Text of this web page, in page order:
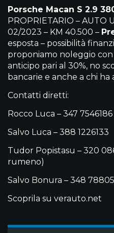
Porsche Macan S 2.9
PROPRIETARIO – AUTO
02/2023 – KM 40.500 –
esposta – possibilità
proponiamo noleggio
anticipo pari al 30%, no
bancarie e anche a chi
Contatti diretti:
Rocco Luca – 347 7546186
Salvo Luca – 388 1226133
Tudor Popistasu – 320
rumeno)
Salvo Bonura – 348
Scoprila su verauto.net